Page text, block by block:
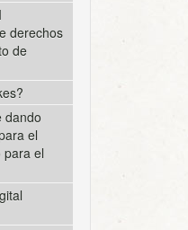
derechos
de
dando
el
para el